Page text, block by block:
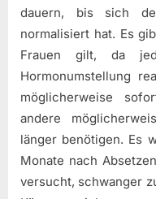
dauern, bis sich
normalisiert hat. Es
Frauen gilt, da
Hormonumstellung
möglicherweise
andere
länger benötigen. Es
Monate nach
versucht, schwanger